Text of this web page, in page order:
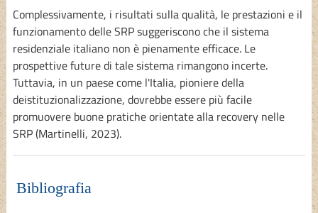
Complessivamente, i risultati sulla qualità, le prestazioni e il
funzionamento delle SRP suggeriscono che il sistema
residenziale italiano non è pienamente efficace. Le
prospettive future di tale sistema rimangono incerte.
Tuttavia, in un paese come l'Italia, pioniere della
deistituzionalizzazione, dovrebbe essere più facile
promuovere buone pratiche orientate alla recovery nelle
SRP (Martinelli, 2023).
Bibliografia